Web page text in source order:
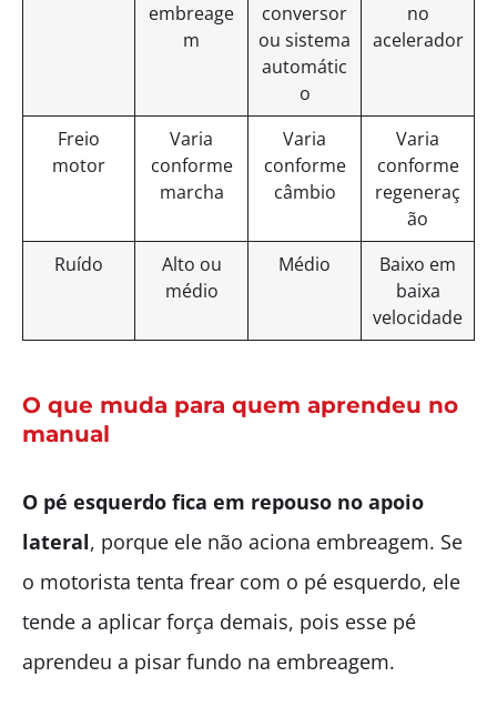
embreage
m
conversor
ou sistema
automátic
o
no
acelerador
Freio
motor
Varia
conforme
marcha
Varia
conforme
câmbio
Varia
conforme
regeneraç
ão
Ruído
Alto ou
médio
Médio
Baixo em
baixa
velocidade
O que muda para quem aprendeu no
manual
O pé esquerdo fica em repouso no apoio
lateral, porque ele não aciona embreagem. Se
o motorista tenta frear com o pé esquerdo, ele
tende a aplicar força demais, pois esse pé
aprendeu a pisar fundo na embreagem.